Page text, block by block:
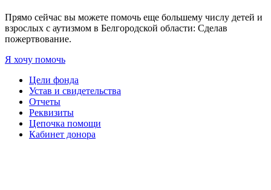
Прямо сейчас вы можете помочь еще большему числу детей и
взрослых с аутизмом в Белгородской области: Сделав
пожертвование.
Я хочу помочь
Цели фонда
Устав и свидетельства
Отчеты
Реквизиты
Цепочка помощи
Кабинет донора